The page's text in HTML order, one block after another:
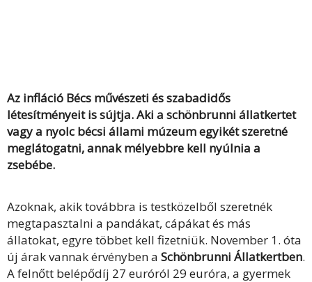
Az infláció Bécs művészeti és szabadidős
létesítményeit is sújtja. Aki a schönbrunni állatkertet
vagy a nyolc bécsi állami múzeum egyikét szeretné
meglátogatni, annak mélyebbre kell nyúlnia a
zsebébe.
Azoknak, akik továbbra is testközelből szeretnék
megtapasztalni a pandákat, cápákat és más
állatokat, egyre többet kell fizetniük. November 1. óta
új árak vannak érvényben a Schönbrunni Állatkertben.
A felnőtt belépődíj 27 euróról 29 euróra, a gyermek